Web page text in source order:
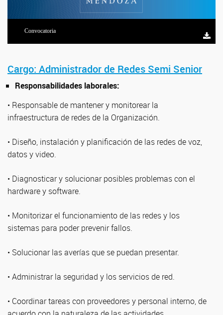
Convocatoria
Cargo: Administrador de Redes Semi Senior
Responsabilidades laborales:
• Responsable de mantener y monitorear la
infraestructura de redes de la Organización.
• Diseño, instalación y planificación de las redes de voz,
datos y video.
• Diagnosticar y solucionar posibles problemas con el
hardware y software.
• Monitorizar el funcionamiento de las redes y los
sistemas para poder prevenir fallos.
• Solucionar las averías que se puedan presentar.
• Administrar la seguridad y los servicios de red.
• Coordinar tareas con proveedores y personal interno, de